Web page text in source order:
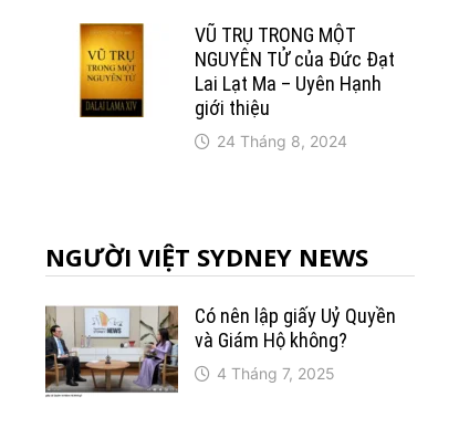
VŨ TRỤ TRONG MỘT
NGUYÊN TỬ của Đức Đạt
Lai Lạt Ma – Uyên Hạnh
giới thiệu
24 Tháng 8, 2024
NGƯỜI VIỆT SYDNEY NEWS
Có nên lập giấy Uỷ Quyền
và Giám Hộ không?
4 Tháng 7, 2025